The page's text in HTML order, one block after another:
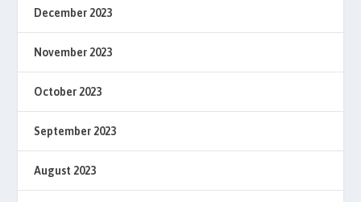
December 2023
November 2023
October 2023
September 2023
August 2023